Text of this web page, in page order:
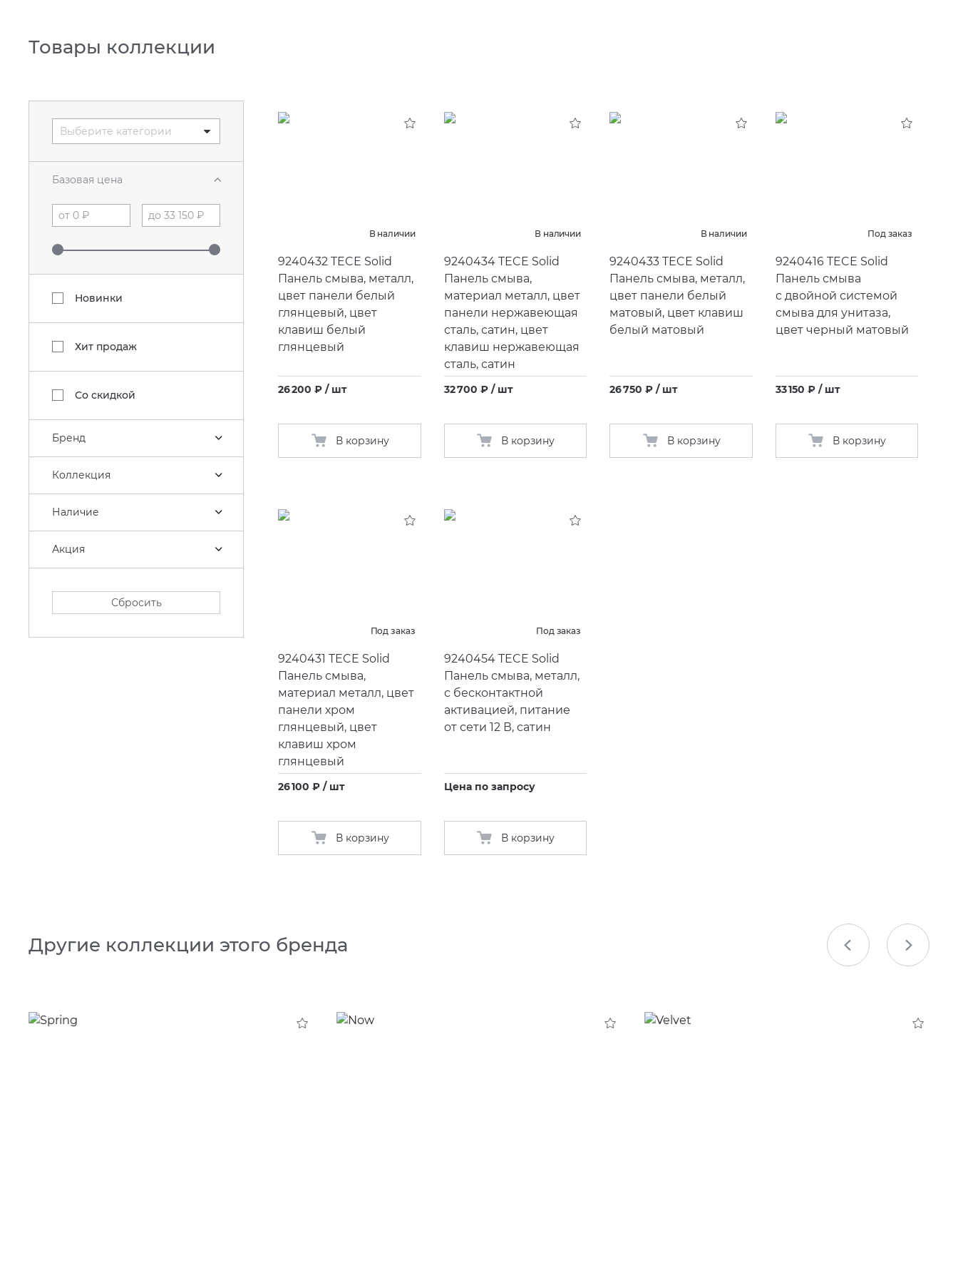
Товары коллекции
Выберите категории
Базовая цена
Новинки
Хит продаж
Со скидкой
Бренд
Коллекция
Наличие
Акция
Сбросить
В наличии
9240432 TECE Solid
Панель смыва, металл,
цвет панели белый
глянцевый, цвет
клавиш белый
глянцевый
26 200 ₽ / шт
В корзину
В наличии
9240434 TECE Solid
Панель смыва,
материал металл, цвет
панели нержавеющая
сталь, сатин, цвет
клавиш нержавеющая
сталь, сатин
32 700 ₽ / шт
В корзину
В наличии
9240433 TECE Solid
Панель смыва, металл,
цвет панели белый
матовый, цвет клавиш
белый матовый
26 750 ₽ / шт
В корзину
Под заказ
9240416 TECE Solid
Панель смыва
с двойной системой
смыва для унитаза,
цвет черный матовый
33 150 ₽ / шт
В корзину
Под заказ
9240431 TECE Solid
Панель смыва,
материал металл, цвет
панели хром
глянцевый, цвет
клавиш хром
глянцевый
26 100 ₽ / шт
В корзину
Под заказ
9240454 TECE Solid
Панель смыва, металл,
с бесконтактной
активацией, питание
от сети 12 В, сатин
Цена по запросу
В корзину
Другие коллекции этого бренда